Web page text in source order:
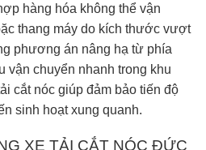
hàng hóa không thể vận
thang máy do kích thước vượt
phương án nâng hạ từ phía
vận chuyển nhanh trong khu
cắt nóc giúp đảm bảo tiến độ
sinh hoạt xung quanh.
XE TẢI CẮT NÓC ĐỨC